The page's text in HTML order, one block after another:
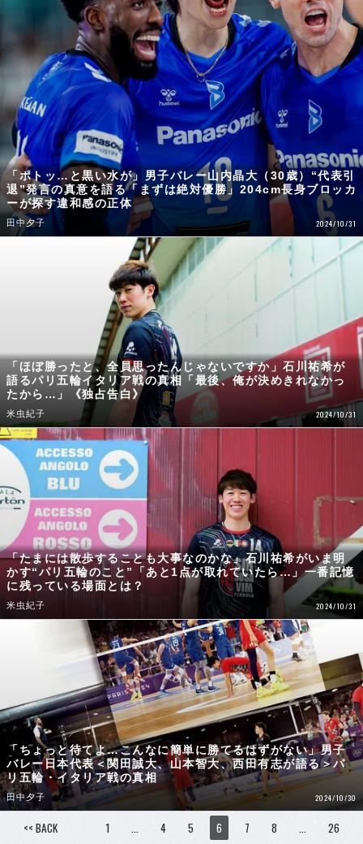
「ポトッ…と黒い水が」男子バレー山内晶大（30歳）“代表引
退”発言の真意を語る「まずは絶対優勝」204cm長身ブロッカ
ーが探す違和感の正体
田中夕子 2024/10/31
「ほぼ勝ったと、全員思ったんじゃないですか」石川祐希が
語るパリ五輪イタリア戦の真相「最後、俺が決めきれなかっ
たから…」《独占告白》
米虫紀子 2024/10/31
「たまには散歩することも大事なのかな」石川祐希がいま明
かす“パリ五輪のこと”「あと1点が取れていたら…」一番記憶
に残っている場面とは？
米虫紀子 2024/10/31
「ちょっと待てよ…こんなに簡単に勝てるはずがない」男子
バレー日本代表＜関田誠大、山本智大、西田有志が語る＞パ
リ五輪・イタリア戦の真相
田中夕子 2024/10/30
<< BACK 1 4 5 6 7 8
26